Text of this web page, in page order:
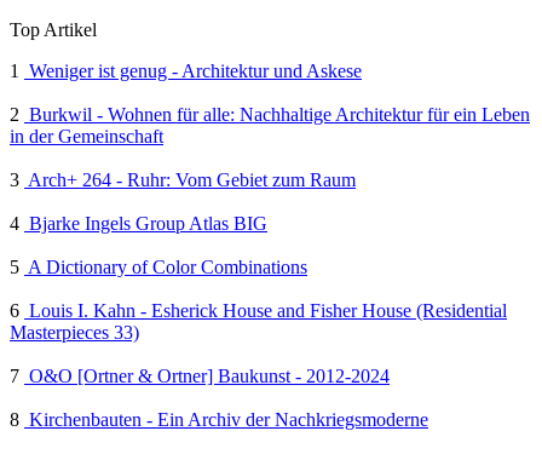
Top Artikel
1
Weniger ist genug - Architektur und Askese
2 Burkwil - Wohnen für alle: Nachhaltige Architektur für ein Leben
in der Gemeinschaft
3 Arch+ 264 - Ruhr: Vom Gebiet zum Raum
4 Bjarke Ingels Group Atlas BIG
5 A Dictionary of Color Combinations
6 Louis I. Kahn - Esherick House and Fisher House (Residential
Masterpieces 33)
7 O&O [Ortner & Ortner] Baukunst - 2012-2024
8 Kirchenbauten - Ein Archiv der Nachkriegsmoderne